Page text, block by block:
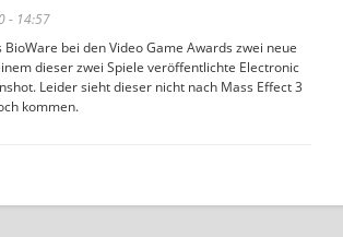
- 14:57
bei den Video Game Awards zwei neue
dieser zwei Spiele veröffentlichte Electronic
Leider sieht dieser nicht nach Mass Effect 3
kommen.